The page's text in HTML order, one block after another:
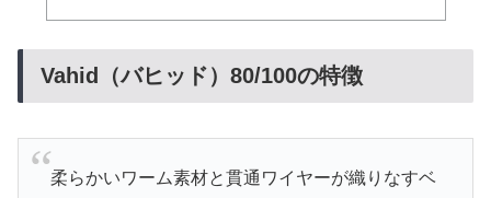
Vahid（バヒッド）80/100の特徴
柔らかいワーム素材と貫通ワイヤーが織りなすベ